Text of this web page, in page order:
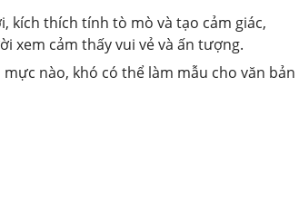
kích thích tính tò mò và tạo cảm giác,
xem cảm thấy vui vẻ và ấn tượng.
nào, khó có thể làm mẫu cho văn bản